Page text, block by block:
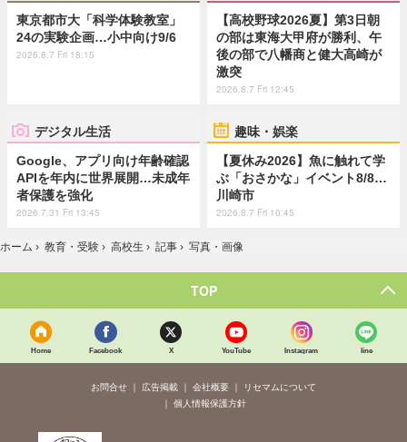
東京都市大「科学体験教室」
24の実験企画…小中向け9/6
2026.8.7 Fri 18:15
【高校野球2026夏】第3日朝
の部は東海大甲府が勝利、午
後の部で八幡商と健大高崎が
激突
2026.8.7 Fri 12:45
デジタル生活
Google、アプリ向け年齢確認
APIを年内に世界展開…未成年
者保護を強化
2026.7.31 Fri 13:45
趣味・娯楽
【夏休み2026】魚に触れて学
ぶ「おさかな」イベント8/8…
川崎市
2026.8.7 Fri 10:45
ホーム › 教育・受験 › 高校生 › 記事 › 写真・画像
TOP
Home Facebook X YouTube Instagram line
お問合せ 広告掲載 会社概要
リセマムについて
個人情報保護方針